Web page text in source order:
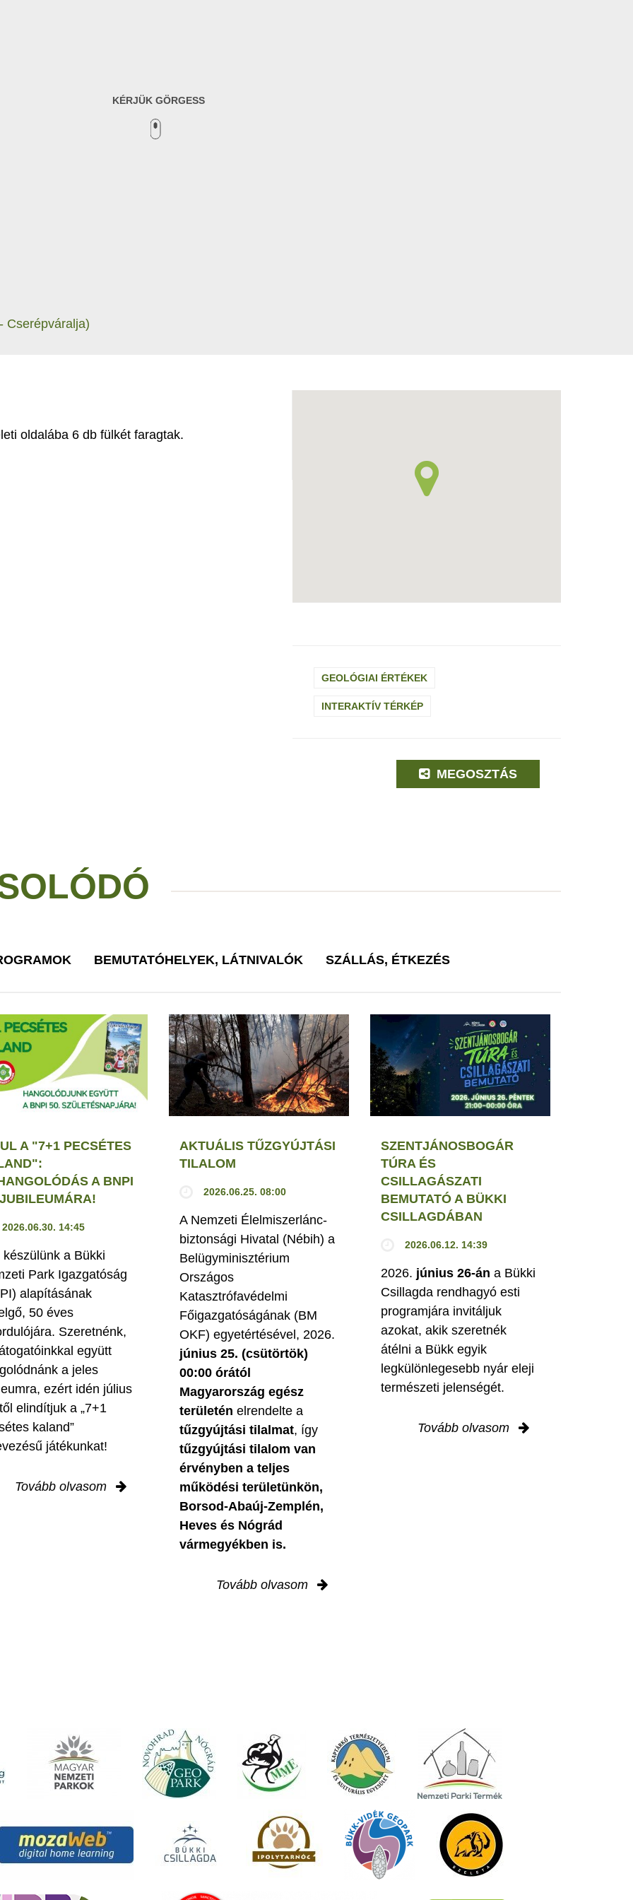
KÉRJÜK GÖRGESS
Cserépváralja)
oldalába 6 db fülkét faragtak.
GEOLÓGIAI ÉRTÉKEK
INTERAKTÍV TÉRKÉP
MEGOSZTÁS
BEMUTATÓHELYEK, LÁTNIVALÓK SZÁLLÁS, ÉTKEZÉS
A "7+1 PECSÉTES
A BNPI
2026.06.30. 14:45
készülünk a Bükki
Park Igazgatóság
alapításának
50 éves
Szeretnénk,
együtt
a jeles
ezért idén július
elindítjuk a „7+1
kaland”
játékunkat!
Tovább olvasom
AKTUÁLIS TŰZGYÚJTÁSI
TILALOM
2026.06.25. 08:00
A Nemzeti Élelmiszerlánc-
biztonsági Hivatal (Nébih) a
Belügyminisztérium
Országos
Katasztrófavédelmi
Főigazgatóságának (BM
OKF) egyetértésével, 2026.
június 25. (csütörtök)
00:00 órától
Magyarország egész
területén elrendelte a
tűzgyújtási tilalmat, így
tűzgyújtási tilalom van
érvényben a teljes
működési területünkön,
Borsod-Abaúj-Zemplén,
Heves és Nógrád
vármegyékben is.
Tovább olvasom
SZENTJÁNOSBOGÁR
TÚRA ÉS
CSILLAGÁSZATI
BEMUTATÓ A BÜKKI
CSILLAGDÁBAN
2026.06.12. 14:39
2026. június 26-án a Bükki
Csillagda rendhagyó esti
programjára invitáljuk
azokat, akik szeretnék
átélni a Bükk egyik
legkülönlegesebb nyár eleji
természeti jelenségét.
Tovább olvasom